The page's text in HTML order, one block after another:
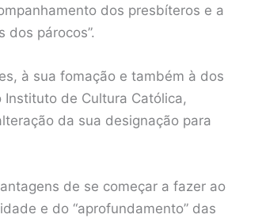
dos presbíteros e a
dos párocos”.
à sua fomação e também à dos
Instituto de Cultura Católica,
da sua designação para
de se começar a fazer ao
e do “aprofundamento” das